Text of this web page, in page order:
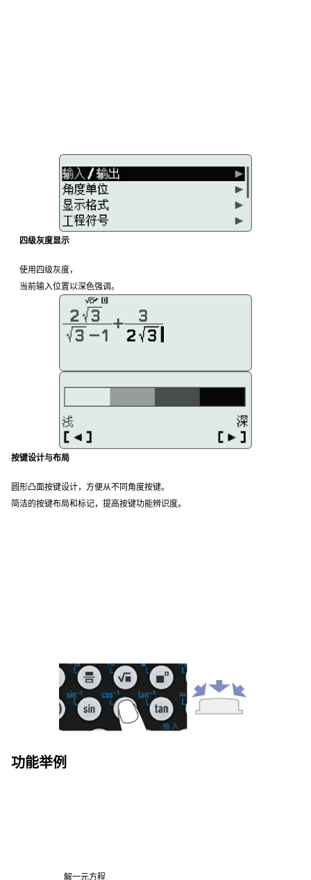
四级灰度显示
使用四级灰度，
当前输入位置以深色强调。
按键设计与布局
圆形凸面按键设计，方便从不同角度按键。
简洁的按键布局和标记，提高按键功能辨识度。
功能举例
解一元方程